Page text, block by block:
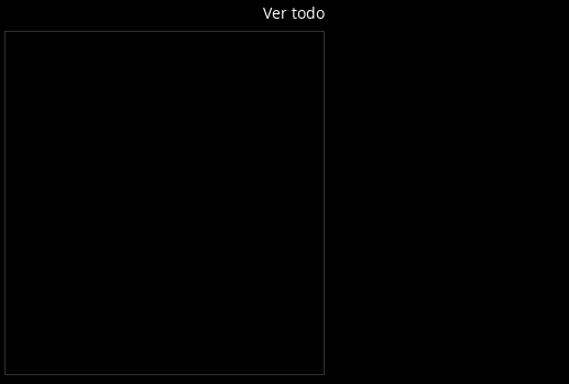
Ver todo